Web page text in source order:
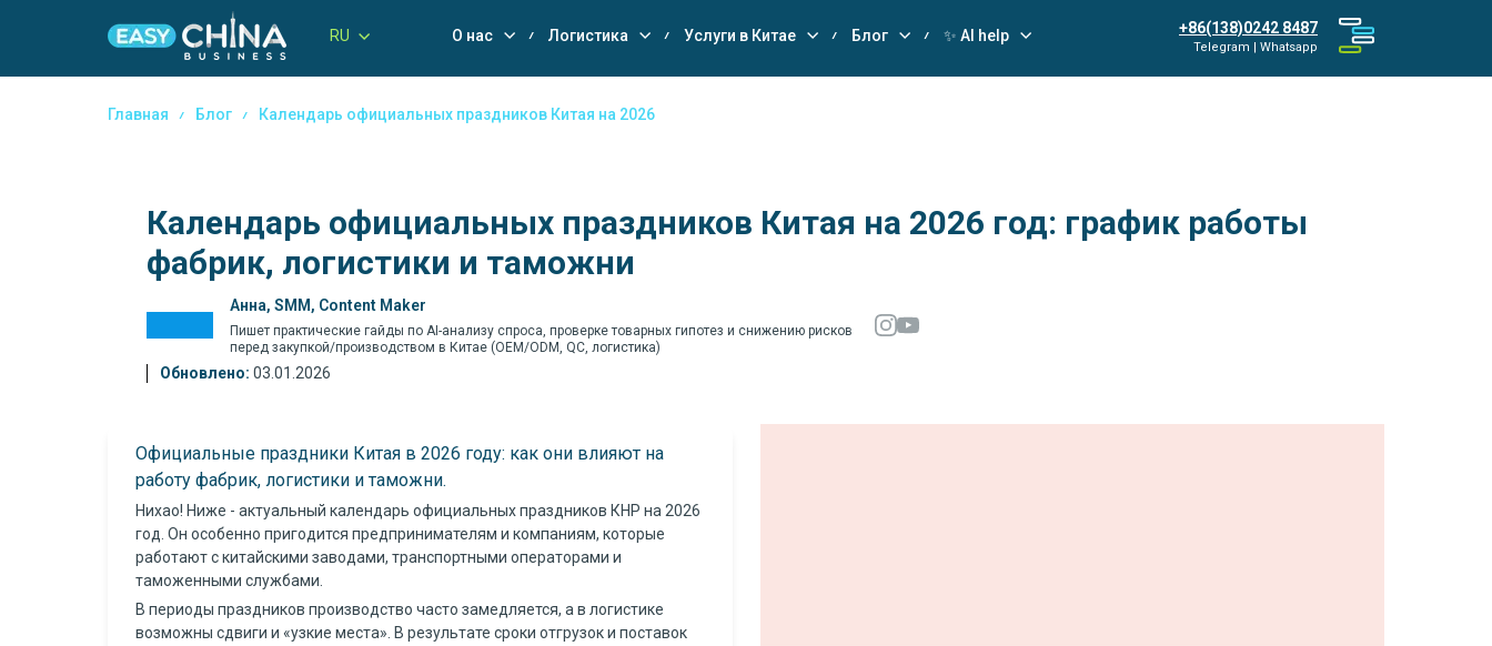
RU О нас Логистика Услуги в Китае Блог ✨ AI help +86(138)0242 8487
Telegram | Whatsapp
Главная Блог Календарь официальных праздников Китая на 2026
Календарь официальных праздников Китая на 2026 год: график работы
фабрик, логистики и таможни
Анна, SMM, Content Maker
Пишет практические гайды по AI-анализу спроса, проверке товарных гипотез и снижению рисков
перед закупкой/производством в Китае (OEM/ODM, QC, логистика)
Обновлено: 03.01.2026
Официальные праздники Китая в 2026 году: как они влияют на
работу фабрик, логистики и таможни.
Нихао! Ниже - актуальный календарь официальных праздников КНР на 2026
год. Он особенно пригодится предпринимателям и компаниям, которые
работают с китайскими заводами, транспортными операторами и
таможенными службами.
В периоды праздников производство часто замедляется, а в логистике
возможны сдвиги и «узкие места». В результате сроки отгрузок и поставок